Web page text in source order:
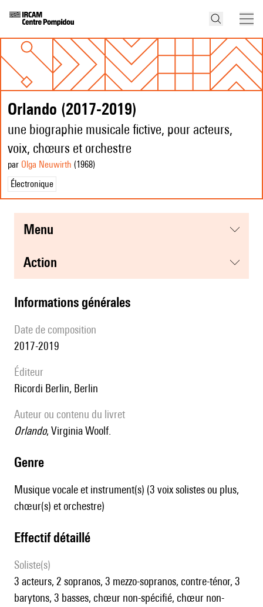
Orlando (2017-2019)
une biographie musicale fictive, pour acteurs,
voix, chœurs et orchestre
par Olga Neuwirth (1968)
Électronique
menu
action
informations générales
date de composition
2017-2019
éditeur
Ricordi Berlin, Berlin
Auteur ou contenu du livret
Orlando, Virginia Woolf.
genre
Musique vocale et instrument(s) (3 voix solistes ou plus,
chœur(s) et orchestre)
effectif détaillé
Soliste(s)
3 acteurs, 2 sopranos, 3 mezzo-sopranos, contre-ténor, 3
barytons, 3 basses, chœur non-spécifié, chœur non-